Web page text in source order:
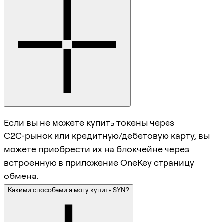
Если вы не можете купить токены через
C2C‑рынок или кредитную/дебетовую карту, вы
можете приобрести их на блокчейне через
встроенную в приложение OneKey страницу
обмена.
Какими способами я могу купить SYN?